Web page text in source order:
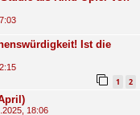
Ist die
1 2
18:06